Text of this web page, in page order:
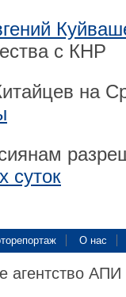
с КНР
на
суток
О нас
агентство